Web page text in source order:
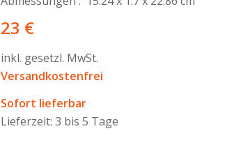
23 €
inkl. gesetzl. MwSt.
Versandkostenfrei
Sofort lieferbar
Lieferzeit: 3 bis 5 Tage